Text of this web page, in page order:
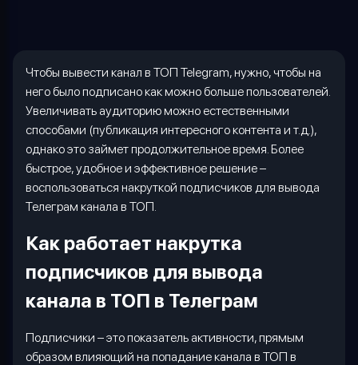
Чтобы вывести канал в ТОП Telegram, нужно, чтобы на
него было подписано как можно больше пользователей.
Увеличивать аудиторию можно естественными
способами (публикация интересного контента и т.д.),
однако это займет продолжительное время. Более
быстрое, удобное и эффективное решение –
воспользоваться накруткой подписчиков для вывода
Телеграм канала в ТОП.
Как работает накрутка
подписчиков для вывода
канала в ТОП в Телеграм
Подписчики – это показатель активности, прямым
образом влияющий на попадание канала в ТОП в